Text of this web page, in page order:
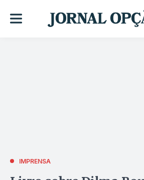
IMPRENSA